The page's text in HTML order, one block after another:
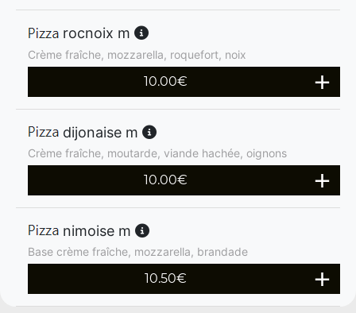
rocnoix m
Crème fraîche, mozzarella, roquefort, noix
10.00€
dijonaise m
Crème fraîche, moutarde, viande hachée, oignons
10.00€
nimoise m
Base crème fraîche, mozzarella, brandade
10.50€